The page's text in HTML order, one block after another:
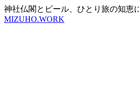
神社仏閣とビール、ひとり旅の知恵
MIZUHO.WORK